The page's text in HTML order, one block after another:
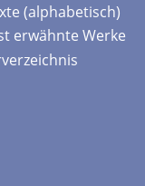
(alphabetisch)
erwähnte Werke